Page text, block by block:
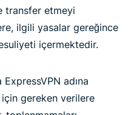
transfer etmeyi
ilgili yasalar gereğince
içermektedir.
ExpressVPN adına
gereken verilere